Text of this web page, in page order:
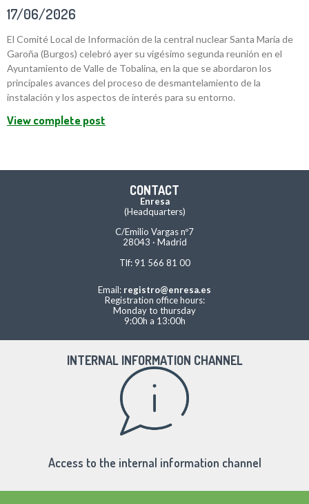
17/06/2026
El Comité Local de Información de la central nuclear Santa María de
Garoña (Burgos) celebró ayer su vigésimo segunda reunión en el
Ayuntamiento de Valle de Tobalina, en la que se abordaron los
principales avances del proceso de desmantelamiento de la
instalación y los aspectos de interés para su entorno.
View complete post
CONTACT
Enresa
(Headquarters)
C/Emilio Vargas nº7
28043 · Madrid
Tlf: 91 566 81 00
Email: registro@enresa.es
Registration office hours:
Monday to thursday
9:00h a 13:00h
INTERNAL INFORMATION CHANNEL
Access to the internal information channel